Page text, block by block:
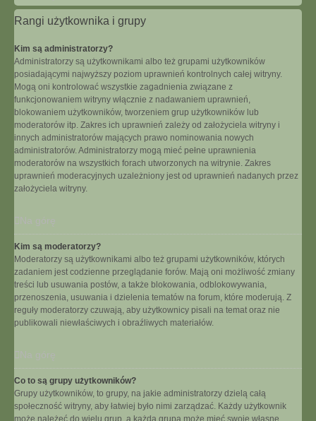
Rangi użytkownika i grupy
Kim są administratorzy?
Administratorzy są użytkownikami albo też grupami użytkowników
posiadającymi najwyższy poziom uprawnień kontrolnych całej witryny.
Mogą oni kontrolować wszystkie zagadnienia związane z
funkcjonowaniem witryny włącznie z nadawaniem uprawnień,
blokowaniem użytkowników, tworzeniem grup użytkowników lub
moderatorów itp. Zakres ich uprawnień zależy od założyciela witryny i
innych administratorów mających prawo nominowania nowych
administratorów. Administratorzy mogą mieć pełne uprawnienia
moderatorów na wszystkich forach utworzonych na witrynie. Zakres
uprawnień moderacyjnych uzależniony jest od uprawnień nadanych przez
założyciela witryny.
Na górę
Kim są moderatorzy?
Moderatorzy są użytkownikami albo też grupami użytkowników, których
zadaniem jest codzienne przeglądanie forów. Mają oni możliwość zmiany
treści lub usuwania postów, a także blokowania, odblokowywania,
przenoszenia, usuwania i dzielenia tematów na forum, które moderują. Z
reguły moderatorzy czuwają, aby użytkownicy pisali na temat oraz nie
publikowali niewłaściwych i obraźliwych materiałów.
Na górę
Co to są grupy użytkowników?
Grupy użytkowników, to grupy, na jakie administratorzy dzielą całą
społeczność witryny, aby łatwiej było nimi zarządzać. Każdy użytkownik
może należeć do wielu grup, a każda grupa może mieć swoje własne